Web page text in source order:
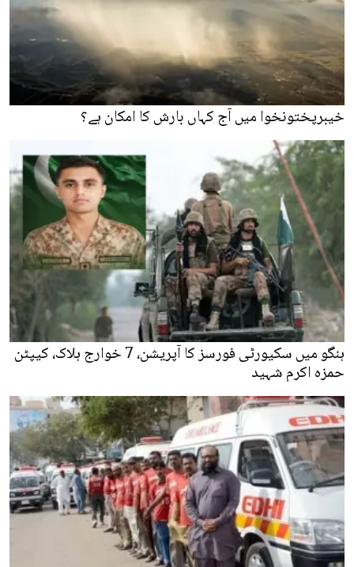
خیبرپختونخوا میں آج کہاں بارش کا امکان ہے؟
ہنگو میں سکیورٹی فورسز کا آپریشن، 7 خوارج ہلاک، کیپٹن
حمزہ اکرم شہید